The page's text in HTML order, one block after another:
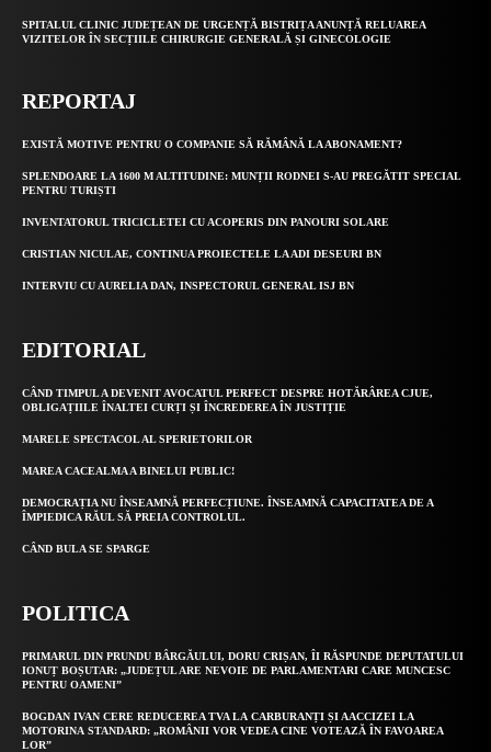
SPITALUL CLINIC JUDEȚEAN DE URGENȚĂ BISTRIȚA ANUNȚĂ RELUAREA
VIZITELOR ÎN SECȚIILE CHIRURGIE GENERALĂ ȘI GINECOLOGIE
REPORTAJ
EXISTĂ MOTIVE PENTRU O COMPANIE SĂ RĂMÂNĂ LA ABONAMENT?
SPLENDOARE LA 1600 M ALTITUDINE: MUNȚII RODNEI S-AU PREGĂTIT SPECIAL
PENTRU TURIȘTI
INVENTATORUL TRICICLETEI CU ACOPERIS DIN PANOURI SOLARE
CRISTIAN NICULAE, CONTINUA PROIECTELE LA ADI DESEURI BN
INTERVIU CU AURELIA DAN, INSPECTORUL GENERAL ISJ BN
EDITORIAL
CÂND TIMPUL A DEVENIT AVOCATUL PERFECT DESPRE HOTĂRÂREA CJUE,
OBLIGAȚIILE ÎNALTEI CURȚI ȘI ÎNCREDEREA ÎN JUSTIȚIE
MARELE SPECTACOL AL SPERIETORILOR
MAREA CACEALMA A BINELUI PUBLIC!
DEMOCRAȚIA NU ÎNSEAMNĂ PERFECȚIUNE. ÎNSEAMNĂ CAPACITATEA DE A
ÎMPIEDICA RĂUL SĂ PREIA CONTROLUL.
CÂND BULA SE SPARGE
POLITICA
PRIMARUL DIN PRUNDU BÂRGĂULUI, DORU CRIȘAN, ÎI RĂSPUNDE DEPUTATULUI
IONUȚ BOȘUTAR: „JUDEȚUL ARE NEVOIE DE PARLAMENTARI CARE MUNCESC
PENTRU OAMENI”
BOGDAN IVAN CERE REDUCEREA TVA LA CARBURANȚI ȘI AACCIZEI LA
MOTORINA STANDARD: „ROMÂNII VOR VEDEA CINE VOTEAZĂ ÎN FAVOAREA
LOR”